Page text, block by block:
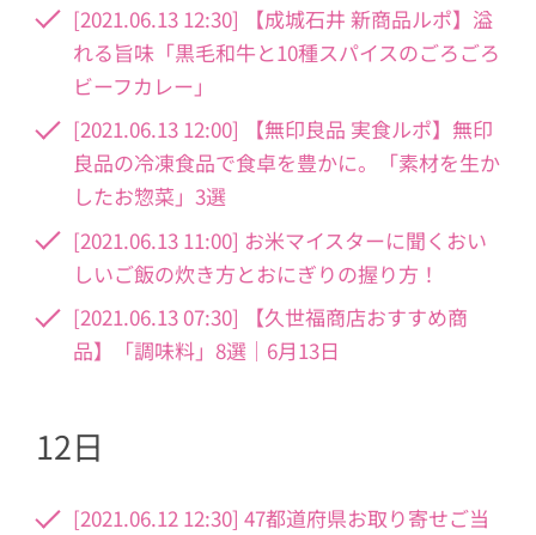
[2021.06.13 12:30] 【成城石井 新商品ルポ】溢
れる旨味「黒毛和牛と10種スパイスのごろごろ
ビーフカレー」
[2021.06.13 12:00] 【無印良品 実食ルポ】無印
良品の冷凍食品で食卓を豊かに。「素材を生か
したお惣菜」3選
[2021.06.13 11:00] お米マイスターに聞くおい
しいご飯の炊き方とおにぎりの握り方！
[2021.06.13 07:30] 【久世福商店おすすめ商
品】「調味料」8選｜6月13日
12日
[2021.06.12 12:30] 47都道府県お取り寄せご当